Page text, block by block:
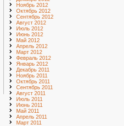
Ноябрь 2012
Октябрь 2012
Сентябрь 2012
Август 2012
Июль 2012
Июнь 2012
Май 2012
Апрель 2012
Март 2012
Февраль 2012
Январь 2012
Декабрь 2011
Ноябрь 2011
Октябрь 2011
Сентябрь 2011
Август 2011
Июль 2011
Июнь 2011
Май 2011
Апрель 2011
Март 2011